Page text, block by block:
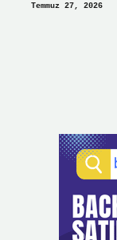
Temmuz 27, 2026